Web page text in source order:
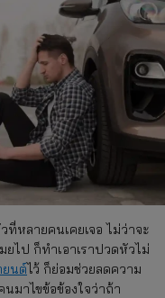
หลายคนเคยเจอ ไม่ว่าจะ
ไป ก็ทำเอาเราปวดหัวไม่
ยนต์ไว้ ก็ย่อมช่วยลดความ
มาไขข้อข้องใจว่าถ้า